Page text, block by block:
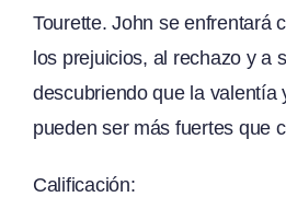
Tourette. John se enfrentará
los prejuicios, al rechazo y a
descubriendo que la valentía
pueden ser más fuertes que
Calificación: